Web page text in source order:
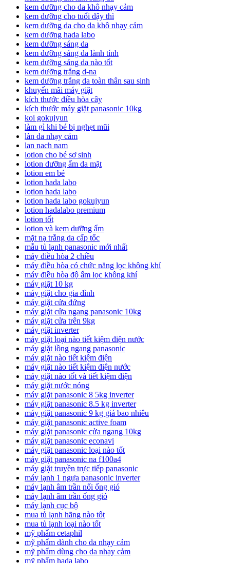
kem dưỡng cho da khô nhạy cảm
kem dưỡng cho tuổi dậy thì
kem dưỡng da cho da khô nhạy cảm
kem dưỡng hada labo
kem dưỡng sáng da
kem dưỡng sáng da lành tính
kem dưỡng sáng da nào tốt
kem dưỡng trắng d-na
kem dưỡng trắng da toàn thân sau sinh
khuyến mãi máy giặt
kích thước điều hòa cây
kích thước máy giặt panasonic 10kg
koi gokujyun
làm gì khi bé bị nghẹt mũi
làn da nhạy cảm
lan nach nam
lotion cho bé sơ sinh
lotion dưỡng ẩm da mặt
lotion em bé
lotion hada labo
lotion hada labo
lotion hada labo gokujyun
lotion hadalabo premium
lotion tốt
lotion và kem dưỡng ẩm
mặt nạ trắng da cấp tốc
mẫu tủ lạnh panasonic mới nhất
máy điều hòa 2 chiều
máy điều hòa có chức năng lọc không khí
máy điều hòa độ ẩm lọc không khí
máy giặt 10 kg
máy giặt cho gia đình
máy giặt cửa đứng
máy giặt cửa ngang panasonic 10kg
máy giặt cửa trên 9kg
máy giặt inverter
máy giặt loại nào tiết kiệm điện nước
máy giặt lồng ngang panasonic
máy giặt nào tiết kiệm điện
máy giặt nào tiết kiệm điện nước
máy giặt nào tốt và tiết kiệm điện
máy giặt nước nóng
máy giặt panasonic 8 5kg inverter
máy giặt panasonic 8.5 kg inverter
máy giặt panasonic 9 kg giá bao nhiêu
máy giặt panasonic active foam
máy giặt panasonic cửa ngang 10kg
máy giặt panasonic econavi
máy giặt panasonic loại nào tốt
máy giặt panasonic na f100a4
máy giặt truyền trực tiếp panasonic
máy lạnh 1 ngựa panasonic inverter
máy lạnh âm trần nối ống gió
máy lạnh âm trần ống gió
máy lạnh cục bộ
mua tủ lạnh hãng nào tốt
mua tủ lạnh loại nào tốt
mỹ phẩm cetaphil
mỹ phẩm dành cho da nhạy cảm
mỹ phẩm dùng cho da nhạy cảm
mỹ phẩm hada labo